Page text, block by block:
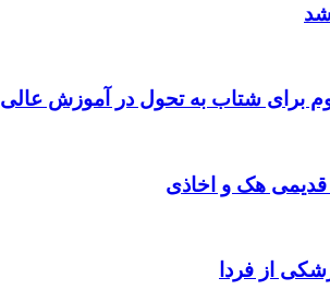
برای شتاب به تحول در آموزش عالی
قدیمی هک و اخاذی
از فردا